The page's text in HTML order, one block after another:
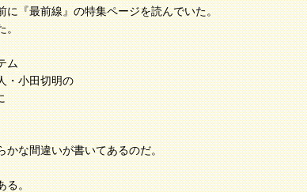
に『最前線』の特集ページを読んでいた。
。
ム
・小田切明の
かな間違いが書いてあるのだ。
る。